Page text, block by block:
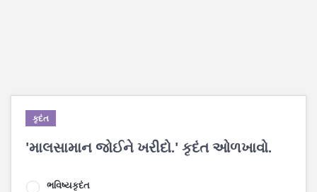
કૃદંત
'માલસામાન જોઈને ખરીદો.' કૃદંત ઓળખાવો.
ભવિષ્યકૃદંત